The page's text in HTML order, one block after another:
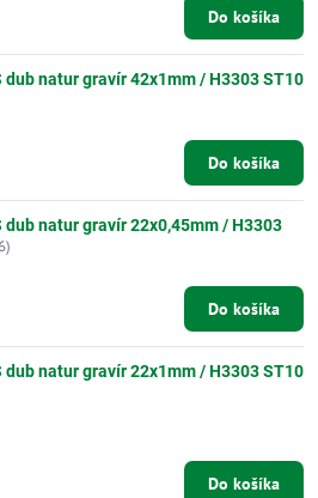
Do košíka
dub natur gravír 42x1mm / H3303 ST10
Do košíka
dub natur gravír 22x0,45mm / H3303
Do košíka
dub natur gravír 22x1mm / H3303 ST10
Do košíka